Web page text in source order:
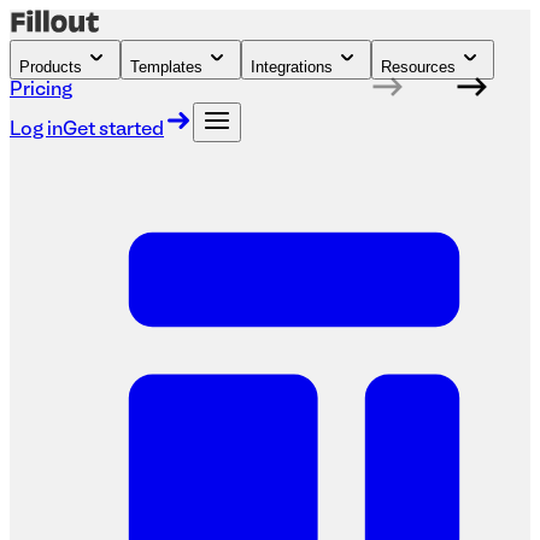
Products Templates Integrations Resources
Pricing
Log inGet started